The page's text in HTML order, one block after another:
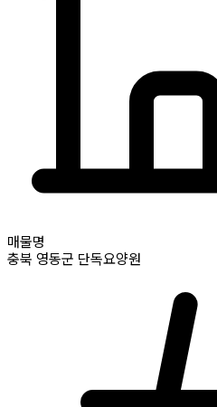
매물명
충북 영동군 단독요양원